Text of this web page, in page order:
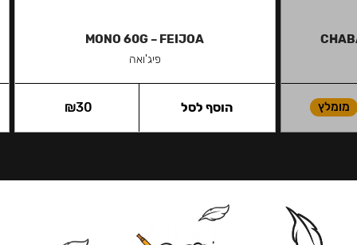
מומלץ
MONO 60G – FEIJOA
פיג'ואה
₪30 הוסף לסל